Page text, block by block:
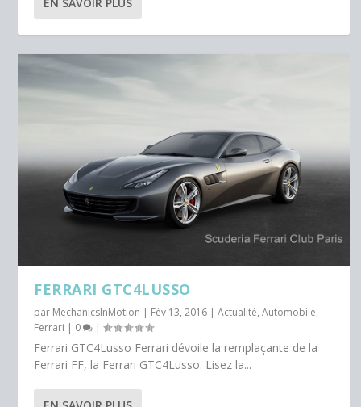
FERRARI GTC4LUSSO
par MechanicsInMotion | Fév 13, 2016 |Actualité,Automobile,
Ferrari | 0 |
Ferrari GTC4Lusso Ferrari dévoile la remplaçante de la
Ferrari FF, la Ferrari GTC4Lusso. Lisez la...